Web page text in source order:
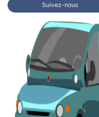
Suivez-nous